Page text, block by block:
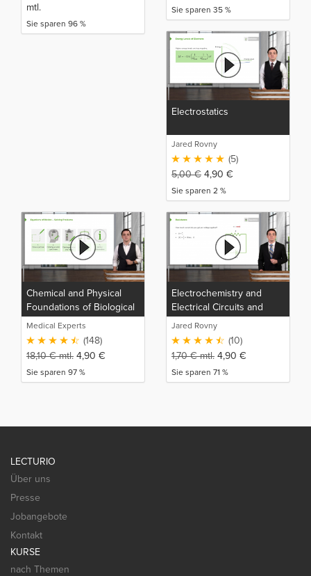
mtl.
Sie sparen 96 %
Sie sparen 35 %
Electrostatics
Jared Rovny
(5)
5,00€ 4,90 €
Sie sparen 2 %
Chemical and Physical
Foundations of Biological
Systems
Medical Experts
(148)
18,10€mtl. 4,90 €
Sie sparen 97 %
Electrochemistry and
Electrical Circuits and
Their Elements
Jared Rovny
(10)
1,70€mtl. 4,90 €
Sie sparen 71 %
LECTURIO
Über uns
Presse
Jobangebote
Kontakt
KURSE
nach Themen